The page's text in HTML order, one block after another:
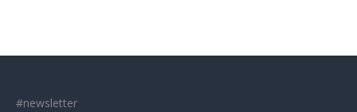
#newsletter